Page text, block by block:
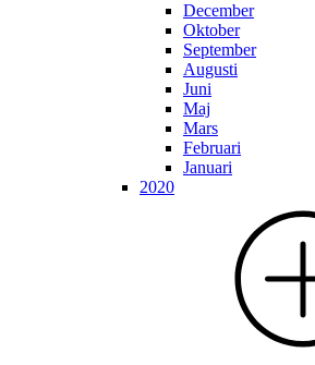
December
Oktober
September
Augusti
Juni
Maj
Mars
Februari
Januari
2020